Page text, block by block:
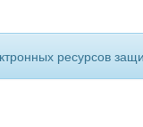
ресурсов